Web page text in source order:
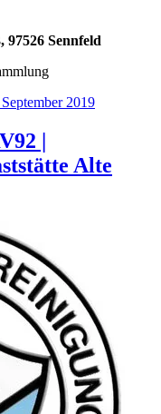
97526 Sennfeld
2019
|
Alte